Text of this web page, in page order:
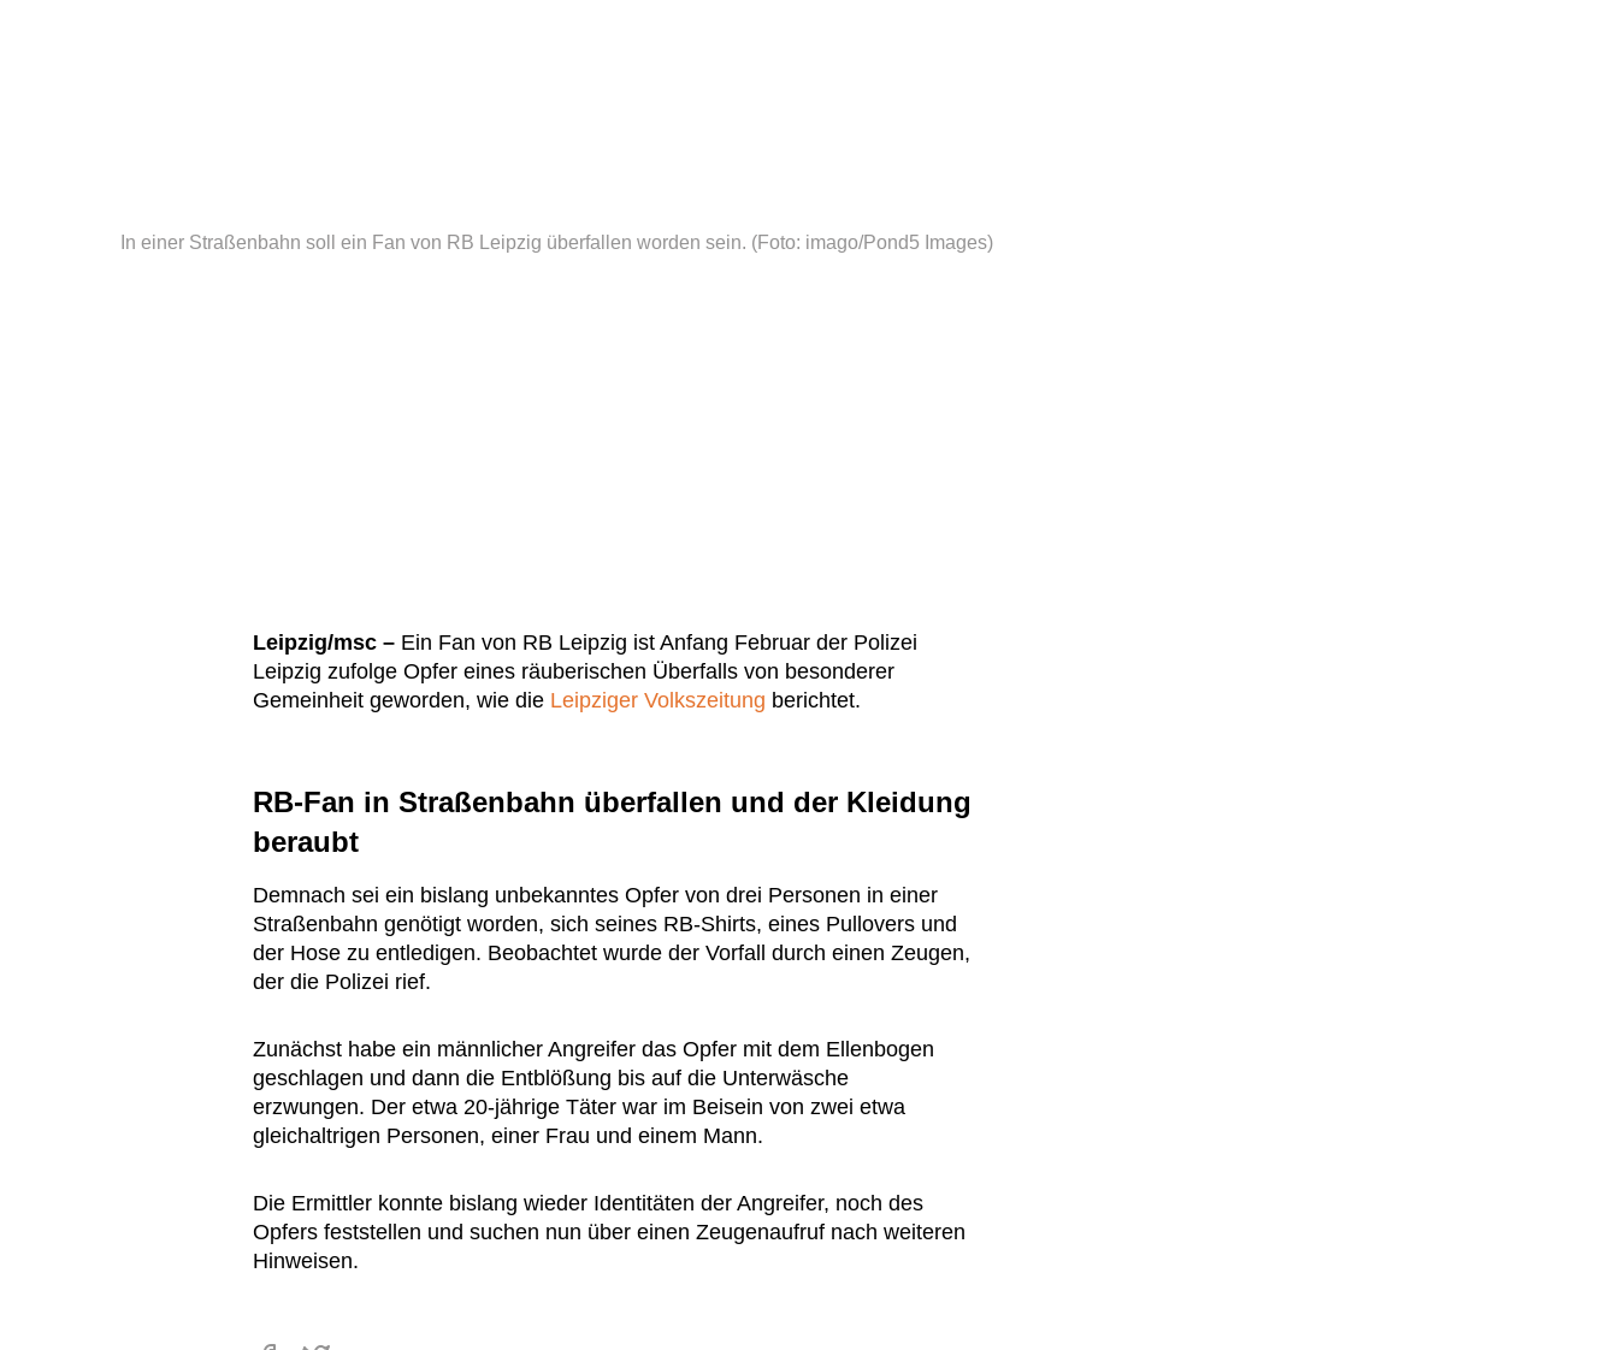
In einer Straßenbahn soll ein Fan von RB Leipzig überfallen worden sein. (Foto: imago/Pond5 Images)
Leipzig/msc – Ein Fan von RB Leipzig ist Anfang Februar der Polizei
Leipzig zufolge Opfer eines räuberischen Überfalls von besonderer
Gemeinheit geworden, wie die Leipziger Volkszeitung berichtet.
RB-Fan in Straßenbahn überfallen und der Kleidung
beraubt
Demnach sei ein bislang unbekanntes Opfer von drei Personen in einer
Straßenbahn genötigt worden, sich seines RB-Shirts, eines Pullovers und
der Hose zu entledigen. Beobachtet wurde der Vorfall durch einen Zeugen,
der die Polizei rief.
Zunächst habe ein männlicher Angreifer das Opfer mit dem Ellenbogen
geschlagen und dann die Entblößung bis auf die Unterwäsche
erzwungen. Der etwa 20-jährige Täter war im Beisein von zwei etwa
gleichaltrigen Personen, einer Frau und einem Mann.
Die Ermittler konnte bislang wieder Identitäten der Angreifer, noch des
Opfers feststellen und suchen nun über einen Zeugenaufruf nach weiteren
Hinweisen.